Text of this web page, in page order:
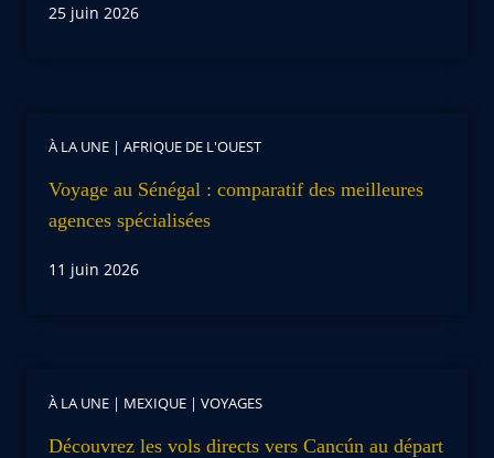
25 juin 2026
À LA UNE | AFRIQUE DE L'OUEST
Voyage au Sénégal : comparatif des meilleures
agences spécialisées
11 juin 2026
À LA UNE | MEXIQUE | VOYAGES
Découvrez les vols directs vers Cancún au départ